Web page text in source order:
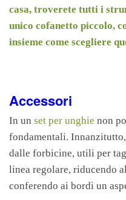
casa, troverete tutti i
unico cofanetto piccolo,
insieme come scegliere
Accessori
In un set per unghie non
fondamentali.
dalle forbicine, utili per
linea regolare, riducendo
conferendo ai bordi un